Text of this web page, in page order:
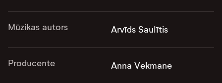
Mūzikas autors Arvīds Saulītis
Producente Anna Vekmane